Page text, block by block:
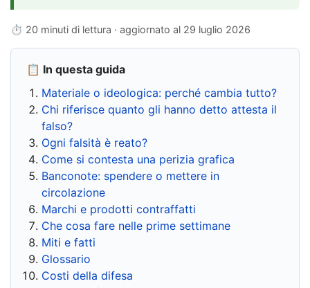
⏱ 20 minuti di lettura · aggiornato al 29 luglio 2026
📋 In questa guida
Materiale o ideologica: perché cambia tutto?
Chi riferisce quanto gli hanno detto attesta il
falso?
Ogni falsità è reato?
Come si contesta una perizia grafica
Banconote: spendere o mettere in
circolazione
Marchi e prodotti contraffatti
Che cosa fare nelle prime settimane
Miti e fatti
Glossario
Costi della difesa